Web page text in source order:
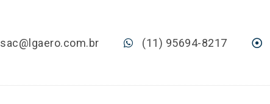
sac@lgaero.com.br (11) 95694-8217